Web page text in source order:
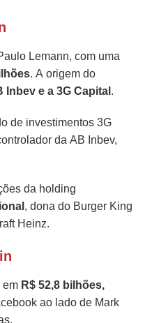
Lemann, com uma
. A origem do
Inbev e a 3G Capital.
de investimentos 3G
da AB Inbev,
da holding
, dona do Burger King
Heinz.
R$ 52,8 bilhões,
ao lado de Mark